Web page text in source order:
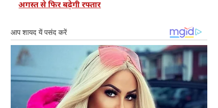
अगस्त से फिर बढ़ेगी रफ्तार